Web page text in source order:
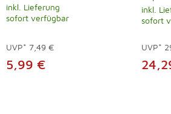
inkl. Lieferung
sofort verfügbar
UVP* 7,49 €
5,99 €
inkl.
sofort
UVP*